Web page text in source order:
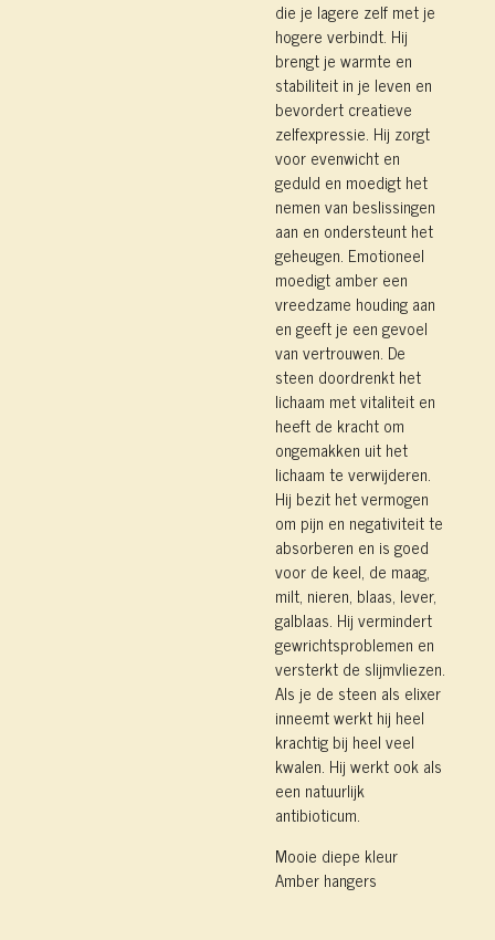
die je lagere zelf met je
hogere verbindt. Hij
brengt je warmte en
stabiliteit in je leven en
bevordert creatieve
zelfexpressie. Hij zorgt
voor evenwicht en
geduld en moedigt het
nemen van beslissingen
aan en ondersteunt het
geheugen. Emotioneel
moedigt amber een
vreedzame houding aan
en geeft je een gevoel
van vertrouwen. De
steen doordrenkt het
lichaam met vitaliteit en
heeft de kracht om
ongemakken uit het
lichaam te verwijderen.
Hij bezit het vermogen
om pijn en negativiteit te
absorberen en is goed
voor de keel, de maag,
milt, nieren, blaas, lever,
galblaas. Hij vermindert
gewrichtsproblemen en
versterkt de slijmvliezen.
Als je de steen als elixer
inneemt werkt hij heel
krachtig bij heel veel
kwalen. Hij werkt ook als
een natuurlijk
antibioticum.
Mooie diepe kleur
Amber hangers